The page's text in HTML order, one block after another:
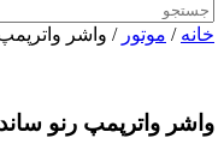
خانه / موتور / واشر
واشر واترپمپ رنو